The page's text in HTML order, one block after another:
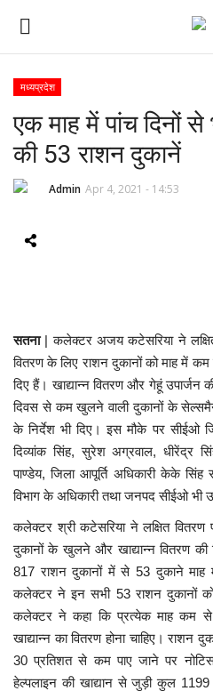
ई-पेपर
होम
देश
दुनिया
मध्यप्रदेश
छत्तीसगढ़
मनोरंजन
लाइफस्टाइल
खेल
ब्रेकिंग न्यूज़
मध्यप्रदेश
एक माह में पांच दिनों
की 53 राशन दुकानें
Admin Apr 4, 2021 - 14:53
सतना | कलेक्टर अजय कटेसरिया ने लक्षित
वितरण के लिए राशन दुकानों को माह में
दिए हैं। खाद्यान्न वितरण और गेहूं
दिवस से कम खुलने वाली दुकानों के
के निर्देश भी दिए। इस मौके पर सीईओ
दिव्यांक सिंह, सुरेश अग्रवाल, धीरेंद्र
पाण्डेय, जिला आपूर्ति अधिकारी केके सिंह
विभाग के अधिकारी तथा जनपद सीईओ भी
कलेक्टर श्री कटेसरिया ने लक्षित वितरण
दुकानों के खुलने और खाद्यान्न वितरण की
817 राशन दुकानों में से 53 दुकाने
कलेक्टर ने इन सभी 53 राशन दुकानों को
कलेक्टर ने कहा कि प्रत्येक माह कम
खाद्यान्न का वितरण होना चाहिए। राशन
30 प्रतिशत से कम पाए जाने पर
हेल्पलाइन की खाद्यान से जुड़ी कुल 1199